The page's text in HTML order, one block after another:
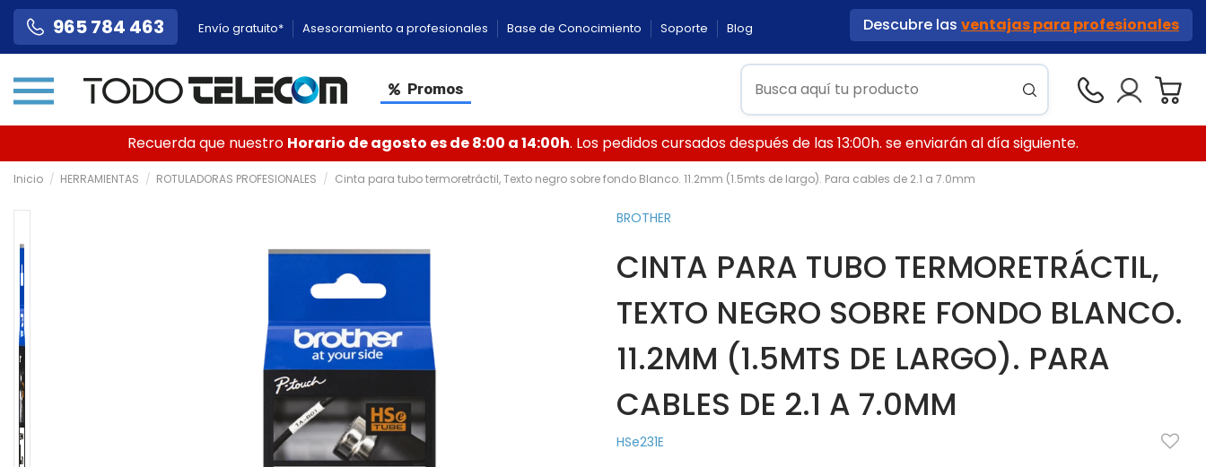
965 784 463 Envío gratuito* Asesoramiento a profesionales Base de Conocimiento Soporte Blog Descubre las ventajas para profesionales
Promos
Recuerda que nuestro Horario de agosto es de 8:00 a 14:00h. Los pedidos cursados después de las 13:00h. se enviarán al día siguiente.
Inicio HERRAMIENTAS ROTULADORAS PROFESIONALES Cinta para tubo termoretráctil, Texto negro sobre fondo Blanco. 11.2mm (1.5mts de largo). Para cables de 2.1 a 7.0mm
BROTHER
CINTA PARA TUBO TERMORETRÁCTIL,
TEXTO NEGRO SOBRE FONDO BLANCO.
11.2MM (1.5MTS DE LARGO). PARA
CABLES DE 2.1 A 7.0MM
HSe231E